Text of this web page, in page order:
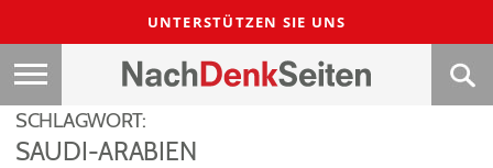
UNTERSTÜTZEN SIE UNS
SCHLAGWORT:
SAUDI-ARABIEN